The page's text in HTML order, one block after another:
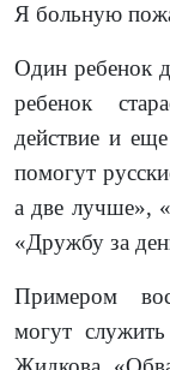
Я больную
Один ребенок
ребенок
действие и
помогут
а две лучше»,
«Дружбу за
Примером
могут